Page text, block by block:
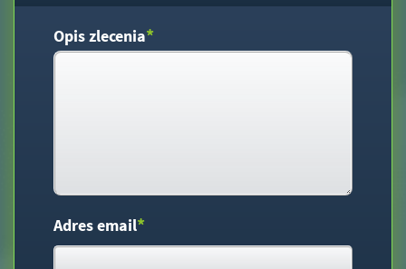
Opis zlecenia*
Adres email*